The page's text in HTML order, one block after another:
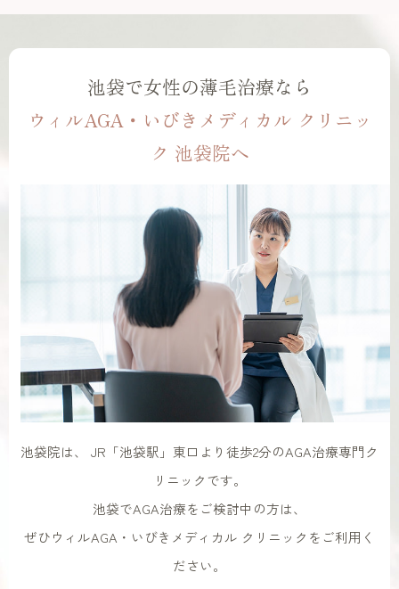
池袋で女性の薄毛治療なら
ウィルAGA・いびきメディカル クリニッ
ク 池袋院へ
池袋院は、 JR「池袋駅」東口より徒歩2分のAGA治療専門ク
リニックです。
池袋でAGA治療をご検討中の方は、
ぜひウィルAGA・いびきメディカル クリニックをご利用く
ださい。